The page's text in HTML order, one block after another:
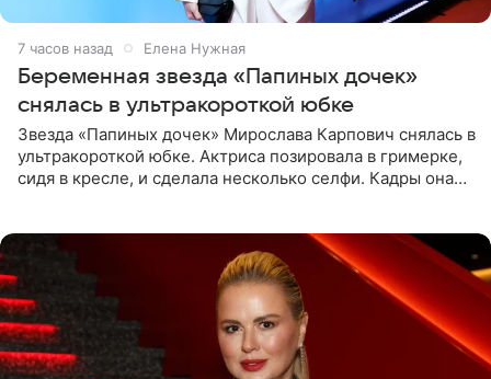
7 часов назад Елена Нужная
Беременная звезда «Папиных дочек»
снялась в ультракороткой юбке
Звезда «Папиных дочек» Мирослава Карпович снялась в
ультракороткой юбке. Актриса позировала в гримерке,
сидя в кресле, и сделала несколько селфи. Кадры она